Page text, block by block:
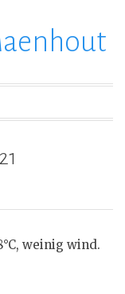
weinig wind.